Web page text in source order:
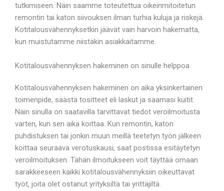
tutkimiseen. Näin saamme toteutettua oikeinmitoitetun
remontin tai katon siivouksen ilman turhia kuluja ja riskejä.
Kotitalousvähennyksetkin jäävät vain harvoin hakematta,
kun muistutamme niistäkin asiakkaitamme.
Kotitalousvähennyksen hakeminen on sinulle helppoa
Kotitalousvähennyksen hakeminen on aika yksinkertainen
toimenpide, säästä tositteet eli laskut ja saamasi kuitit.
Näin sinulla on saatavilla tarvittavat tiedot veroilmoitusta
varten, kun sen aika koittaa. Kun remontin, katon
puhdistuksen tai jonkin muun meillä teetetyn työn jälkeen
koittaa seuraava verotuskausi, saat postissa esitäytetyn
veroilmoituksen. Tähän ilmoitukseen voit täyttää omaan
sarakkeeseen kaikki kotitalousvähennyksiin oikeuttavat
työt, joita olet ostanut yrityksiltä tai yrittäjiltä.